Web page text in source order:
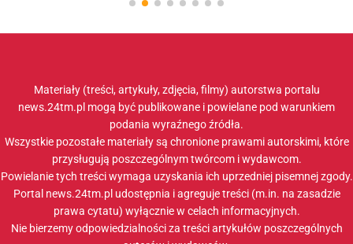
Materiały (treści, artykuły, zdjęcia, filmy) autorstwa portalu
news.24tm.pl mogą być publikowane i powielane pod warunkiem
podania wyraźnego źródła.
Wszystkie pozostałe materiały są chronione prawami autorskimi, które
przysługują poszczególnym twórcom i wydawcom.
Powielanie tych treści wymaga uzyskania ich uprzedniej pisemnej zgody.
Portal news.24tm.pl udostępnia i agreguje treści (m.in. na zasadzie
prawa cytatu) wyłącznie w celach informacyjnych.
Nie bierzemy odpowiedzialności za treści artykułów poszczególnych